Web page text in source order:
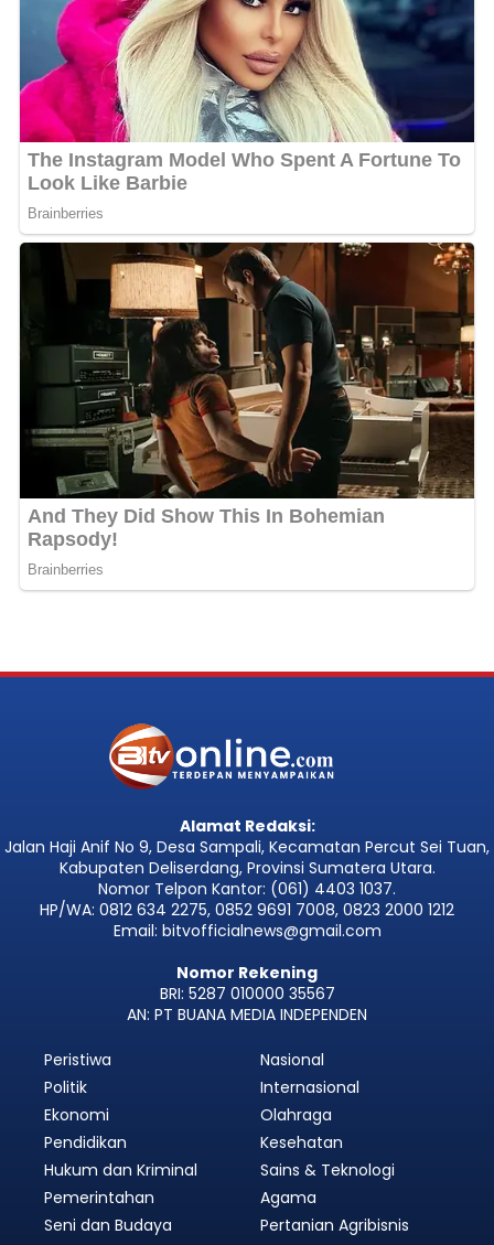
Alamat Redaksi:
Jalan Haji Anif No 9, Desa Sampali, Kecamatan Percut Sei Tuan,
Kabupaten Deliserdang, Provinsi Sumatera Utara.
Nomor Telpon Kantor: (061) 4403 1037.
HP/WA: 0812 634 2275, 0852 9691 7008, 0823 2000 1212
Email: bitvofficialnews@gmail.com
Nomor Rekening
BRI: 5287 010000 35567
AN: PT BUANA MEDIA INDEPENDEN
Peristiwa
Politik
Ekonomi
Pendidikan
Hukum dan Kriminal
Pemerintahan
Nasional
Internasional
Olahraga
Kesehatan
Sains & Teknologi
Agama
Seni dan Budaya
Pertanian Agribisnis